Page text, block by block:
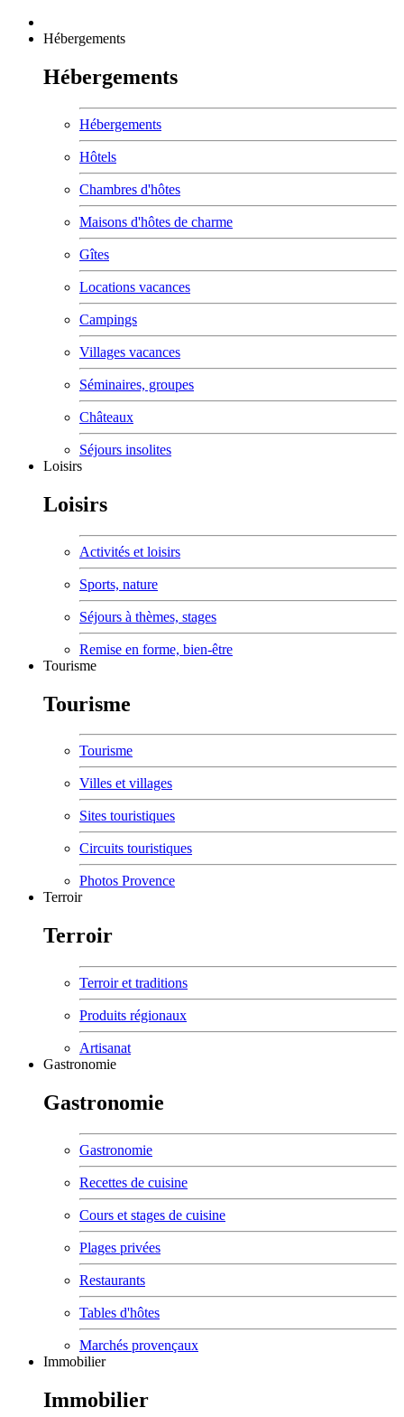
Hébergements
Hébergements
Hébergements
Hôtels
Chambres d'hôtes
Maisons d'hôtes de charme
Gîtes
Locations vacances
Campings
Villages vacances
Séminaires, groupes
Châteaux
Séjours insolites
Loisirs
Loisirs
Activités et loisirs
Sports, nature
Séjours à thèmes, stages
Remise en forme, bien-être
Tourisme
Tourisme
Tourisme
Villes et villages
Sites touristiques
Circuits touristiques
Photos Provence
Terroir
Terroir
Terroir et traditions
Produits régionaux
Artisanat
Gastronomie
Gastronomie
Gastronomie
Recettes de cuisine
Cours et stages de cuisine
Plages privées
Restaurants
Tables d'hôtes
Marchés provençaux
Immobilier
Immobilier